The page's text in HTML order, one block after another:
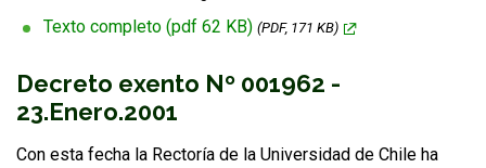
ESTUDIANTES ACADÉMICAS/OS
FUNCIONARIAS/OS
Texto completo (pdf 62 KB) (PDF, 171 KB)
Decreto exento Nº 001962 -
23.Enero.2001
Con esta fecha la Rectoría de la Universidad de Chile ha